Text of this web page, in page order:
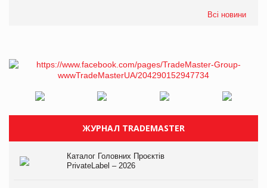
Всі новини
ЖУРНАЛ TRADEMASTER
Каталог Головних Проєктів
PrivateLabel – 2026